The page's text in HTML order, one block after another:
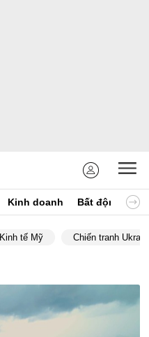
Kinh doanh Bất động sản
Kinh tế Mỹ Chiến tranh